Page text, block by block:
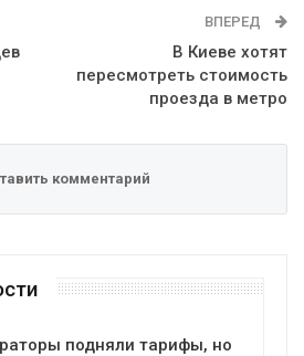
ВПЕРЕД
В Киеве хотят
пересмотреть стоимость
проезда в метро
комментарий
подняли тарифы, но